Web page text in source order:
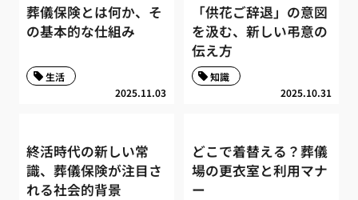
葬儀保険とは何か、そ
の基本的な仕組み
2025.11.03
生活
「供花ご辞退」の意図
を汲む、新しい弔意の
伝え方
2025.10.31
知識
終活時代の新しい常
識、葬儀保険が注目さ
れる社会的背景
どこで着替える？葬儀
場の更衣室と利用マナ
ー